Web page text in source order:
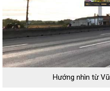
Hướng nhìn từ